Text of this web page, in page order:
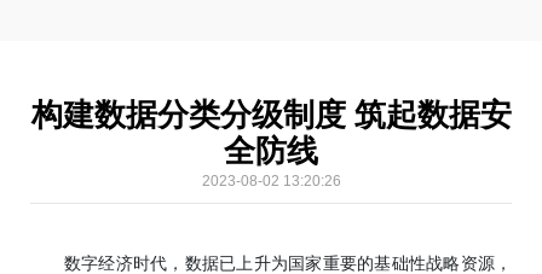
构建数据分类分级制度 筑起数据安
全防线
2023-08-02 13:20:26
数字经济时代，数据已上升为国家重要的基础性战略资源，